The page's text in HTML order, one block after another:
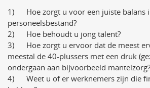
1) Hoe zorgt u voor een juiste balans
personeelsbestand?
2) Hoe behoudt u jong talent?
3) Hoe zorgt u ervoor dat de meest
meestal de 40-plussers met een druk
ondergaan aan bijvoorbeeld mantelzorg?
4) Weet u of er werknemers zijn die